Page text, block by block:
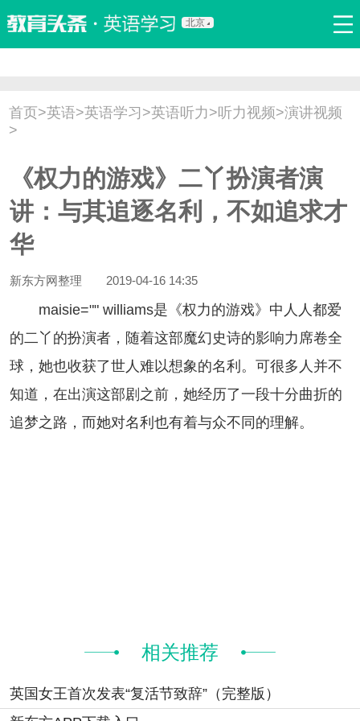
北京
双语新闻 口译翻译 职场英语 娱乐英语 少儿英语
流行语 新概念
首页>英语>英语学习 >英语听力>听力视频>演讲视频
>
《权力的游戏》二丫扮演者演
讲：与其追逐名利，不如追求才
华
新东方网整理 2019-04-16 14:35
maisie="" williams是《权力的游戏》中人人都爱
的二丫的扮演者，随着这部魔幻史诗的影响力席卷全
球，她也收获了世人难以想象的名利。可很多人并不
知道，在出演这部剧之前，她经历了一段十分曲折的
追梦之路，而她对名利也有着与众不同的理解。
相关推荐
英国女王首次发表“复活节致辞”（完整版）